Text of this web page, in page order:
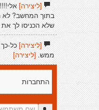
[ליצירה]
בתוך המחשב? לא
שלא הכניסו לך
[ליצירה]כל-כך
ממש. [ליצירה]
התחברות